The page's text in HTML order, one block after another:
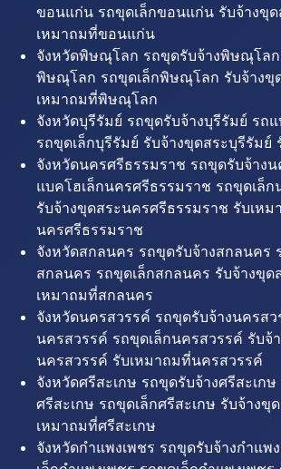
ขอนแก่น รถขุดเล็กขอนแก่น รับจ้างขุ
เหมาถมที่ขอนแก่น
จังหวัดพิษณุโลก รถขุดรับจ้างพิษณุโลก
พิษณุโลก รถขุดเล็กพิษณุโลก รับจ้างขุ
เหมาถมที่พิษณุโลก
จังหวัดบุรีรัมย์ รถขุดรับจ้างบุรีรัมย์ รถ
รถขุดเล็กบุรีรัมย์ รับจ้างขุดสระบุรีรัมย์
จังหวัดนครศรีธรรมราช รถขุดรับจ้าง
แบคโฮเล็กนครศรีธรรมราช รถขุดเล็
รับจ้างขุดสระนครศรีธรรมราช รับเหม
นครศรีธรรมราช
จังหวัดสกลนคร รถขุดรับจ้างสกลนคร
สกลนคร รถขุดเล็กสกลนคร รับจ้างขุด
เหมาถมที่สกลนคร
จังหวัดนครสวรรค์ รถขุดรับจ้างนครส
นครสวรรค์ รถขุดเล็กนครสวรรค์ รับจ้
นครสวรรค์ รับเหมาถมที่นครสวรรค์
จังหวัดศรีสะเกษ รถขุดรับจ้างศรีสะเก
ศรีสะเกษ รถขุดเล็กศรีสะเกษ รับจ้างขุ
เหมาถมที่ศรีสะเกษ
จังหวัดกำแพงเพชร รถขุดรับจ้างกำแพ